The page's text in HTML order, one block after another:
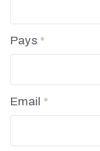
Pays *
Email *